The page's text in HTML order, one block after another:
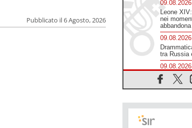
Pubblicato il 6 Agosto, 2026
09.08.2026
Leone
nei
09.08.2026
tra Russia
09.08.2026
Tra
su
Spagna,
viaggiatori